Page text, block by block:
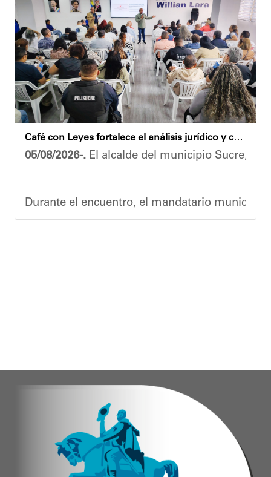
El alcalde Diógenes Lara expresó sus
"Damos las gracias por esta recuperación en
​Por su parte, el gobernador del estado
​"Tenemos un desafío en todo el estado
Finalmente, el ministro de Educación, Héctor
Esta jornada ratifica el esfuerzo articulado
Café con Leyes fortalece el análisis jurídico y constitucional en el municipio Sucre
05/08/2026-. El alcalde del municipio Sucre,
Durante el encuentro, el mandatario
Oskarina Rosso.